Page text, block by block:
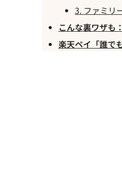
3. ファミリ
こんな裏ワザも
楽天ペイ「誰で